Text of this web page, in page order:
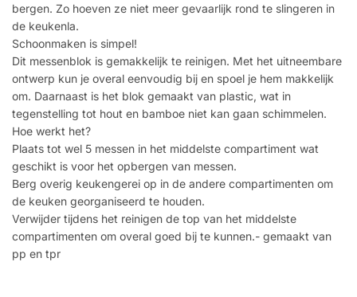
bergen. Zo hoeven ze niet meer gevaarlijk rond te slingeren in
de keukenla.
Schoonmaken is simpel!
Dit messenblok is gemakkelijk te reinigen. Met het uitneembare
ontwerp kun je overal eenvoudig bij en spoel je hem makkelijk
om. Daarnaast is het blok gemaakt van plastic, wat in
tegenstelling tot hout en bamboe niet kan gaan schimmelen.
Hoe werkt het?
Plaats tot wel 5 messen in het middelste compartiment wat
geschikt is voor het opbergen van messen.
Berg overig keukengerei op in de andere compartimenten om
de keuken georganiseerd te houden.
Verwijder tijdens het reinigen de top van het middelste
compartimenten om overal goed bij te kunnen.- gemaakt van
pp en tpr